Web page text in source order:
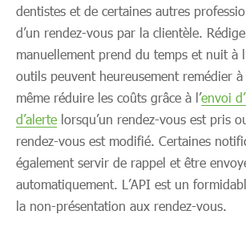
dentistes et de certaines autres
d’un rendez-vous par la clientèle.
manuellement prend du temps et nuit à
outils peuvent heureusement remédier
même réduire les coûts grâce à l’envoi
d’alerte lorsqu’un rendez-vous est pris
rendez-vous est modifié. Certaines
également servir de rappel et être
automatiquement. L’API est un
la non-présentation aux rendez-vous.